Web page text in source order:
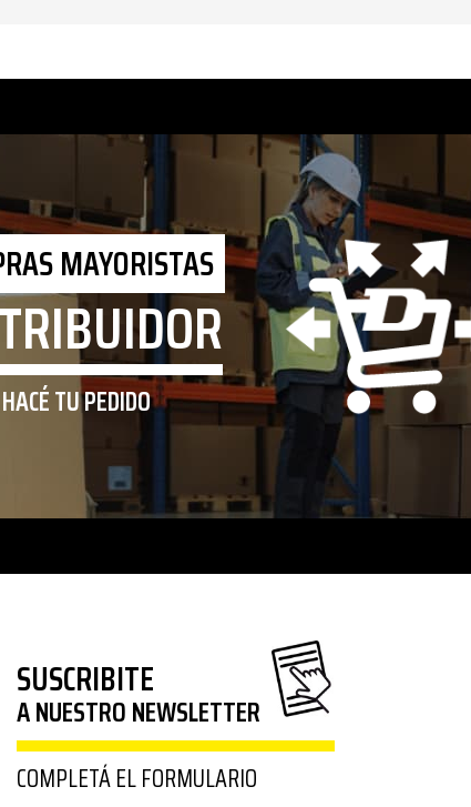
MAYORISTAS
HACÉ TU PEDIDO
SUSCRIBITE
A NUESTRO NEWSLETTER
COMPLETÁ EL FORMULARIO